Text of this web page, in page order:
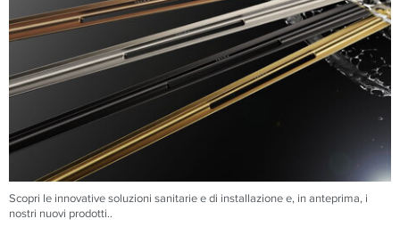
Scopri le innovative soluzioni sanitarie e di installazione e, in anteprima, i
nostri nuovi prodotti..